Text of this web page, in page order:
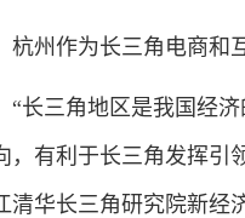
作为长三角电商和互
三角地区是我国经济
，有利于长三角发挥引
清华长三角研究院新经